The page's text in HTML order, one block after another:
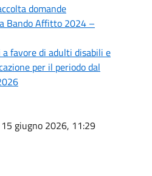
domande
Bando Affitto 2024 –
favore di adulti disabili e
per il periodo dal
15 giugno 2026, 11:29